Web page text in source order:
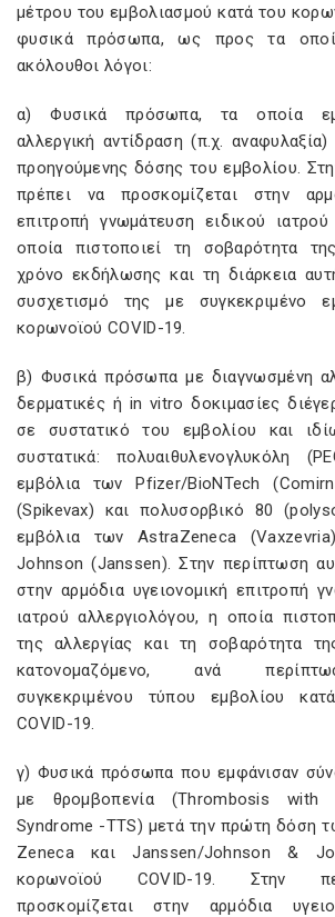
μέτρου του εμβολιασμού κατά του
φυσικά πρόσωπα, ως προς τα
ακόλουθοι λόγοι:
α) Φυσικά πρόσωπα, τα οποία
αλλεργική αντίδραση (π.χ.
προηγούμενης δόσης του εμβολίου.
πρέπει να προσκομίζεται στην
επιτροπή γνωμάτευση ειδικού
οποία πιστοποιεί τη σοβαρότητα
χρόνο εκδήλωσης και τη διάρκεια
συσχετισμό της με συγκεκριμένο
κορωνοϊού COVID-19.
β) Φυσικά πρόσωπα με διαγνωσμένη
δερματικές ή in vitro δοκιμασίες
σε συστατικό του εμβολίου και
συστατικά: πολυαιθυλενογλυκόλη
εμβόλια των Pfizer/BioNTech
(Spikevax) και πολυσορβικό 80
εμβόλια των AstraZeneca
Johnson (Janssen). Στην περίπτωση
στην αρμόδια υγειονομική επιτροπή
ιατρού αλλεργιολόγου, η οποία
της αλλεργίας και τη σοβαρότητα
κατονομαζόμενο, ανά
συγκεκριμένου τύπου εμβολίου
COVID-19.
γ) Φυσικά πρόσωπα που εμφάνισαν
με θρομβοπενία (Thrombosis with
Syndrome -TTS) μετά την πρώτη δόση
Zeneca και Janssen/Johnson &
κορωνοϊού COVID-19. Στην
προσκομίζεται στην αρμόδια